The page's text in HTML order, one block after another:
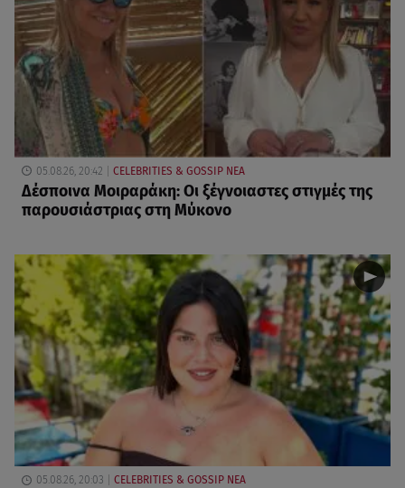
05.08.26, 20:42 CELEBRITIES & GOSSIP ΝΕΑ
Δέσποινα Μοιραράκη: Οι ξέγνοιαστες στιγμές της
παρουσιάστριας στη Μύκονο
05.08.26, 20:03 CELEBRITIES & GOSSIP ΝΕΑ